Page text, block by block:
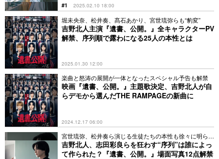
#1 2025.02.10 18:00
堀未央奈、松井奏、髙石あかり、宮世琉弥らも“豹変”
吉野北人主演『遺書、公開。』全キャラクターPV
解禁、序列順で露わになる25人の本性とは
2025.01.30 12:00
楽曲と怒涛の展開が一体となったスペシャル予告も解禁
映画『遺書、公開。』主題歌決定、吉野北人が自
らデモから選んだTHE RAMPAGEの新曲に
2024.12.17 06:00
宮世琉弥、松井奏ら演じる生徒たちの本性も徐々に明らか
に
吉野北人、志田彩良らを狂わす“序列”は誰によっ
て作られた？『遺書、公開。』場面写真12点解禁